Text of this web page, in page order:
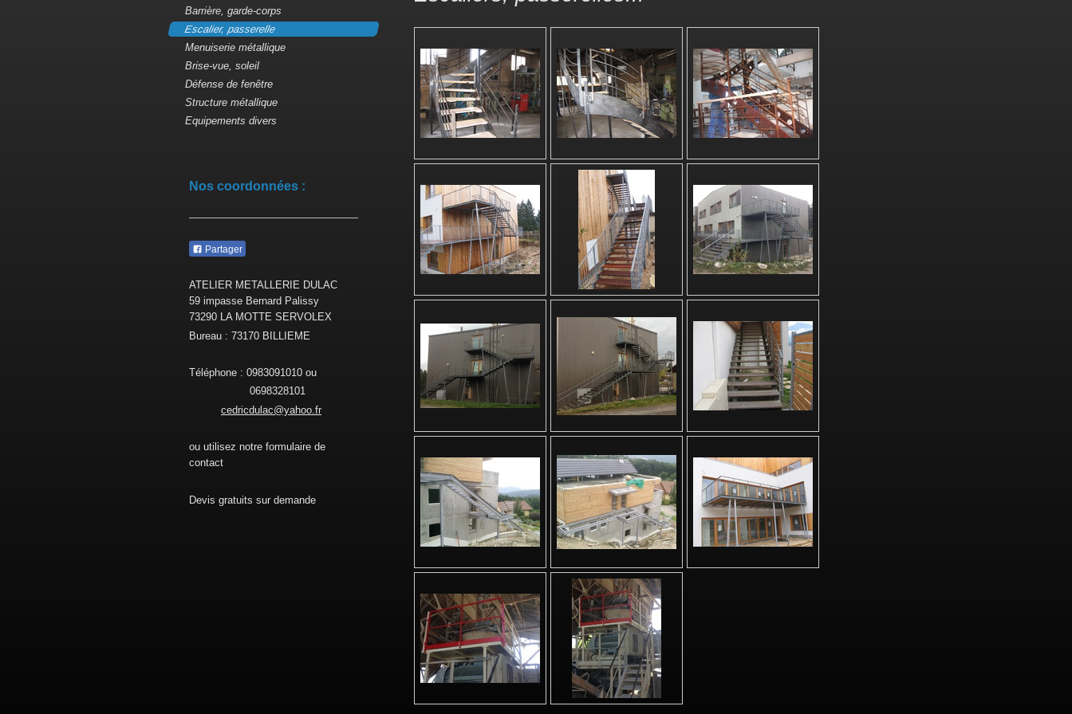
Barrière, garde-corps
Escalier, passerelle
Menuiserie métallique
Brise-vue, soleil
Défense de fenêtre
Structure métallique
Equipements divers
Nos coordonnées :
Partager
ATELIER METALLERIE DULAC
59 impasse Bernard Palissy
73290 LA MOTTE SERVOLEX
Bureau : 73170 BILLIEME
Téléphone : 0983091010 ou
0698328101
cedricdulac@yahoo.fr
ou utilisez notre formulaire de
contact
Devis gratuits sur demande